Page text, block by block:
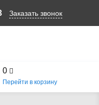
Заказать звонок
0
Перейти в корзину